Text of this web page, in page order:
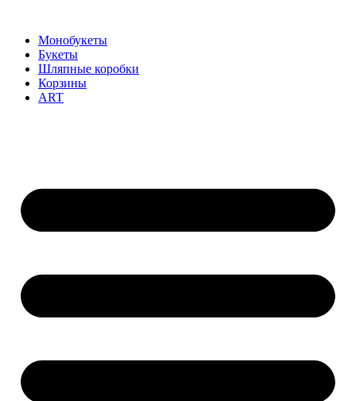
Монобукеты
Букеты
Шляпные коробки
Корзины
ART